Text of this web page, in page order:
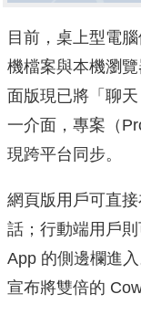
目前，桌上型電
機檔案與本機瀏
面版現已將「聊
一介面，專案（
現跨平台同步。
網頁版用戶可直
話；行動端用戶
App 的側邊欄進
宣布將雙倍的